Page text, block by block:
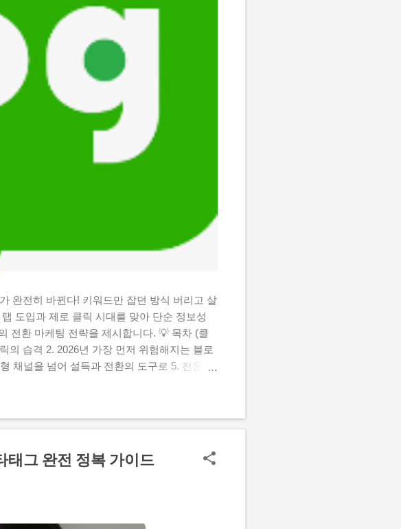
완전히 바뀐다! 키워드만 잡던 방식 버리고 살
도입과 제로 클릭 시대를 맞아 단순 정보성
전환 마케팅 전략을 제시합니다. 💡 목차 (클
의 습격 2. 2026년 가장 먼저 위험해지는 블로
채널을 넘어 설득과 전환의 도구로 5. 전문성
인 쇼츠, 릴스, 클립을 먼저 찾거나 검색 창에
현상을 바로 제로 클릭(Zero-Click) 이라고 부
가...
태그 완전 정복 가이드